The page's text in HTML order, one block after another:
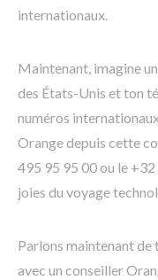
internationaux.
Maintenant, imagine
des États-Unis et ton
numéros
Orange depuis cette
495 95 95 00 ou le
joies du voyage
Parlons maintenant
avec un conseiller